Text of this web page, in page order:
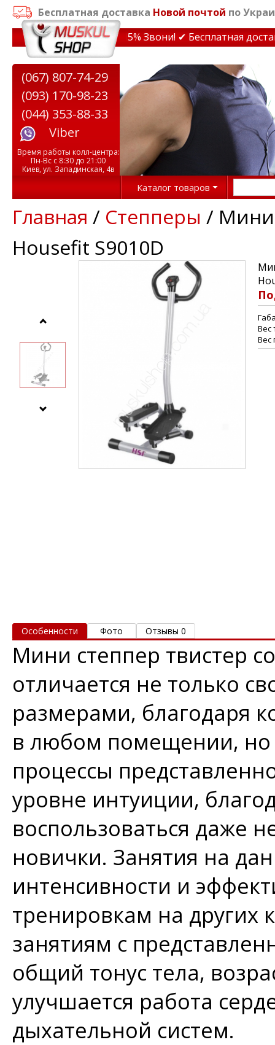
Бесплатная доставка Новой почтой по
на тренажеры до 15% Звони! ✔ Бесплатная
(067) 807-74-29
(093) 170-98-23
(044) 353-88-33
Viber
Время работы колл-центра:
Пн-Вс с 8:30 до 21:00
Киев, ул. Западинская, 4в
Каталог товаров
Главная / Степперы / Мини
Housefit S9010D
Вес
Вес
Особенности Фото Отзывы 0
Мини степпер твистер
отличается не только
размерами, благодаря
в любом помещении, но
процессы
уровне интуиции,
воспользоваться
новички. Занятия на
интенсивности и
тренировкам на других
занятиям с
общий тонус тела,
улучшается работа
дыхательной систем.